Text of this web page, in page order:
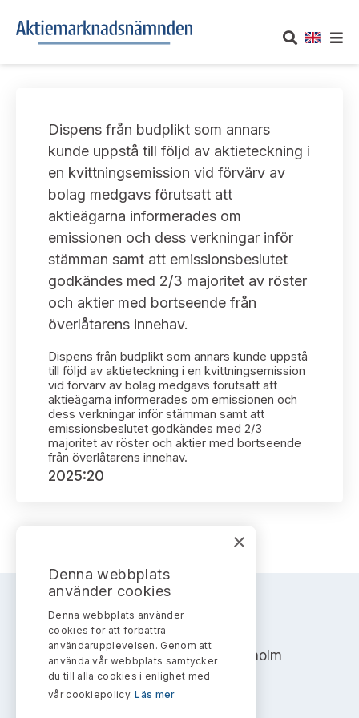
Om oss
Vårt uppdrag
Informationsgivning
Arbetssätt och jävsfrågor
Stadgar
Ledamöter
Huvudmän
Verksamhetsberättelser
UTTALANDEN
Om nämndens uttalanden
Framställningar och konsultation
Uttalanden sorterade efter publiceringsdatum
Samtliga uttalanden sorterade årsvis
Sök uttalanden
Avgifter
Prenumerera
TAKEOVER-REGLER
Takeover-regler för reglerade marknader och vissa
handelsplattformar
AKTUELLT
Nyheter och pressmeddelanden
Prenumerera
Bildarkiv
KONTAKT
Kontakt angående ansökningar och uttalanden
Kontakt administrativa ärenden
Dispens från budplikt som annars
kunde uppstå till följd av aktieteckning i
en kvittningsemission vid förvärv av
bolag medgavs förutsatt att
aktieägarna informerades om
emissionen och dess verkningar inför
stämman samt att emissionsbeslutet
godkändes med 2/3 majoritet av röster
och aktier med bortseende från
överlåtarens innehav.
Dispens från budplikt som annars kunde uppstå
till följd av aktieteckning i en kvittningsemission
vid förvärv av bolag medgavs förutsatt att
aktieägarna informerades om emissionen och
dess verkningar inför stämman samt att
emissionsbeslutet godkändes med 2/3
majoritet av röster och aktier med bortseende
från överlåtarens innehav.
2025:20
AKTIEMARKNADSNÄMNDEN
Address: Box 7354, 103 90 Stockholm
info@aktiemarknadsnamnden.se
×
Denna webbplats
använder cookies
Denna webbplats använder
cookies för att förbättra
användarupplevelsen. Genom att
använda vår webbplats samtycker
du till alla cookies i enlighet med
vår cookiepolicy.Läs mer